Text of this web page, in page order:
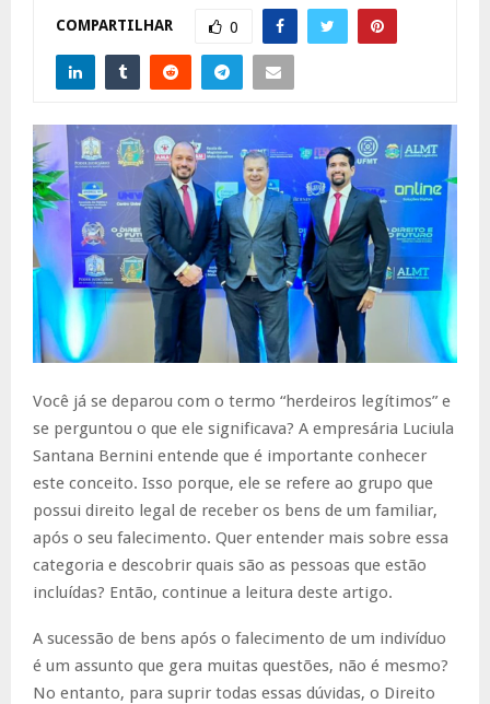
COMPARTILHAR 0
Você já se deparou com o termo “herdeiros legítimos” e
se perguntou o que ele significava? A empresária Luciula
Santana Bernini entende que é importante conhecer
este conceito. Isso porque, ele se refere ao grupo que
possui direito legal de receber os bens de um familiar,
após o seu falecimento. Quer entender mais sobre essa
categoria e descobrir quais são as pessoas que estão
incluídas? Então, continue a leitura deste artigo.
A sucessão de bens após o falecimento de um indivíduo
é um assunto que gera muitas questões, não é mesmo?
No entanto, para suprir todas essas dúvidas, o Direito